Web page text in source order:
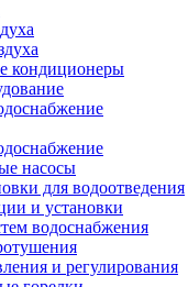
кондиционеры
насосы
для водоотведения
и установки
водоснабжения
и регулирования